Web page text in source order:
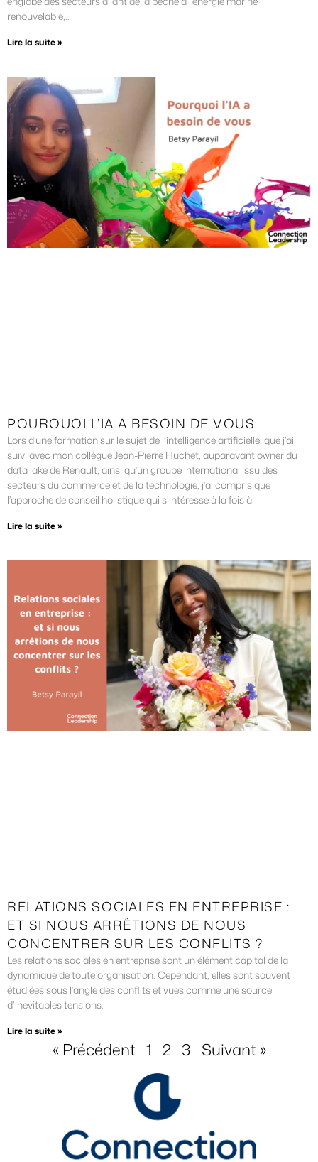
renouvelable,..
Lire la suite »
POURQUOI L’IA A BESOIN DE VOUS
Lors d’une formation sur le sujet de l’intelligence artificielle, que j’ai
suivi avec mon collègue Jean-Pierre Huchet, auparavant owner du
data lake de Renault, ainsi qu’un groupe international issu des
secteurs du commerce et de la technologie, j’ai compris que
l’approche de conseil holistique qui s’intéresse à la fois à
Lire la suite »
RELATIONS SOCIALES EN ENTREPRISE :
ET SI NOUS ARRÊTIONS DE NOUS
CONCENTRER SUR LES CONFLITS ?
Les relations sociales en entreprise sont un élément capital de la
dynamique de toute organisation. Cependant, elles sont souvent
étudiées sous l’angle des conflits et vues comme une source
d’inévitables tensions.
Lire la suite »
« Précédent 1 2 3 Suivant »